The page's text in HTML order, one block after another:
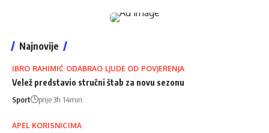
Najnovije
IBRO RAHIMIĆ ODABRAO LJUDE OD POVJERENJA
Velež predstavio stručni štab za novu sezonu
Sport prije 3h 14min
APEL KORISNICIMA